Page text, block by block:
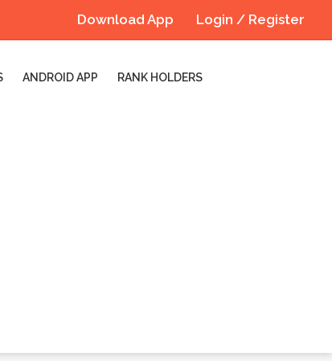
Login / Register
Download App
ANDROID APP RANK HOLDERS